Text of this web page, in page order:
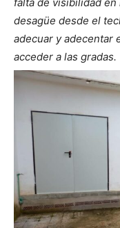
desagüe desde el
adecuar y adecentar
acceder a las gradas.